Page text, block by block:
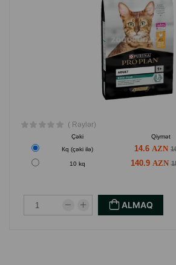
Toyuq əti (20%), buğda, qurudulmuş quş
düyü (7%), qarğıdalı özü, buğda özü,
qarğıdalı, qurudulmuş çuğundur
minerallar, yumurta tozu, balıq yağı,
kolostrum (0,1%), antioksidantlar (təbii
İstehsalçı ölkə: Rusiya.
( Rəylər)
Çəki Qiymət
Кq (çəki ilə)
14.6
10 kq 140.9
ALMAQ